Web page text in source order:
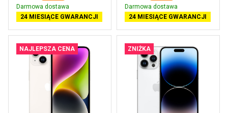
Darmowa dostawa
24 MIESIĄCE GWARANCJI
Darmowa dostawa
24 MIESIĄCE GWARANCJI
NAJLEPSZA CENA ZNIŻKA